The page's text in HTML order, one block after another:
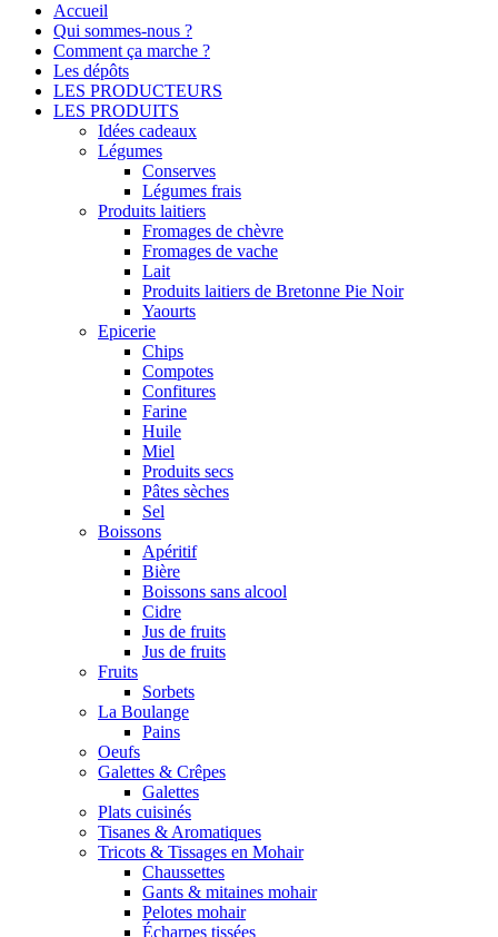
Accueil
Qui sommes-nous ?
Comment ça marche ?
Les dépôts
LES PRODUCTEURS
LES PRODUITS
Idées cadeaux
Légumes
Conserves
Légumes frais
Produits laitiers
Fromages de chèvre
Fromages de vache
Lait
Produits laitiers de Bretonne Pie Noir
Yaourts
Epicerie
Chips
Compotes
Confitures
Farine
Huile
Miel
Produits secs
Pâtes sèches
Sel
Boissons
Apéritif
Bière
Boissons sans alcool
Cidre
Jus de fruits
Jus de fruits
Fruits
Sorbets
La Boulange
Pains
Oeufs
Galettes & Crêpes
Galettes
Plats cuisinés
Tisanes & Aromatiques
Tricots & Tissages en Mohair
Chaussettes
Gants & mitaines mohair
Pelotes mohair
Écharpes tissées